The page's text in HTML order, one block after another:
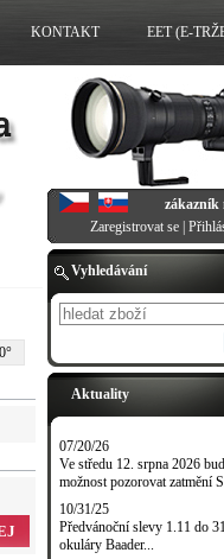
Vyhledávání
Aktuality
07/20/26
Ve středu 12. srpna 2026
možnost pozorovat zatmění
10/31/25
Předvánoční slevy 1.11 do
okuláry Baader...
KONTAKT EET (E-
zákazník
Zaregistrovat se